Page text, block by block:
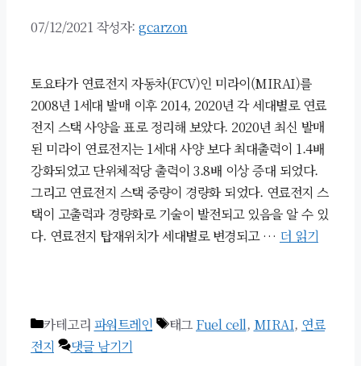
07/12/2021 작성자: gcarzon
토요타가 연료전지 자동차(FCV)인 미라이(MIRAI)를
2008년 1세대 발매 이후 2014, 2020년 각 세대별로 연료
전지 스택 사양을 표로 정리해 보았다. 2020년 최신 발매
된 미라이 연료전지는 1세대 사양 보다 최대출력이 1.4배
강화되었고 단위체적당 출력이 3.8배 이상 증대 되었다.
그리고 연료전지 스택 중량이 경량화 되었다. 연료전지 스
택이 고출력과 경량화로 기술이 발전되고 있음을 알 수 있
다. 연료전지 탑재위치가 세대별로 변경되고 … 더 읽기
카테고리 파워트레인 태그 Fuel cell, MIRAI, 연료
전지
댓글 남기기